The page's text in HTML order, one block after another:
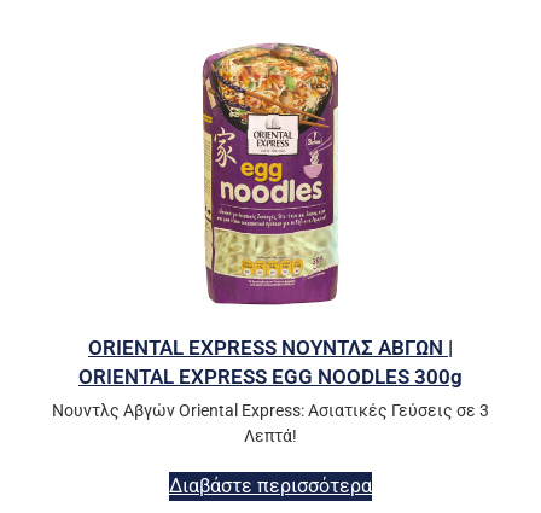
ORIENTAL EXPRESS ΝΟΥΝΤΛΣ ΑΒΓΩΝ |
ORIENTAL EXPRESS EGG NOODLES 300g
Νουντλς Αβγών Oriental Express: Ασιατικές Γεύσεις σε 3
Λεπτά!
Διαβάστε περισσότερα